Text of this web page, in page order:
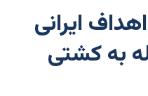
ایرانی
به کشتی